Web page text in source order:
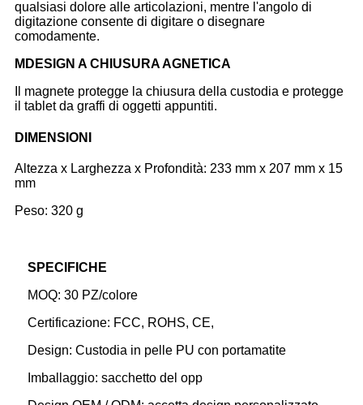
qualsiasi dolore alle articolazioni, mentre l'angolo di
digitazione consente di digitare o disegnare
comodamente.
M DESIGN A CHIUSURA AGNETICA
Il magnete protegge la chiusura della custodia e protegge
il tablet da graffi di oggetti appuntiti.
DIMENSIONI
Altezza x Larghezza x Profondità: 233 mm x 207 mm x 15
mm
Peso: 320 g
SPECIFICHE
MOQ: 30 PZ/colore
Certificazione: FCC, ROHS, CE,
Design: Custodia in pelle PU con portamatite
Imballaggio: sacchetto del opp